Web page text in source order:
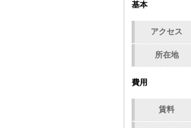
基本
アクセス
所在地
費用
賃料